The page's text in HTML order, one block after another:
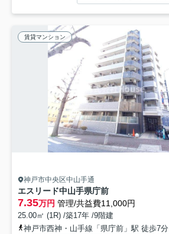
賃貸マンション
神戸市中央区中山手通
エスリード中山手県庁前
7.35万円 管理/共益費11,000円
25.00㎡ (1R) /築17年 /9階建
神戸市西神・山手線「県庁前」駅 徒歩7分